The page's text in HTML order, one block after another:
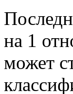
на 1
может